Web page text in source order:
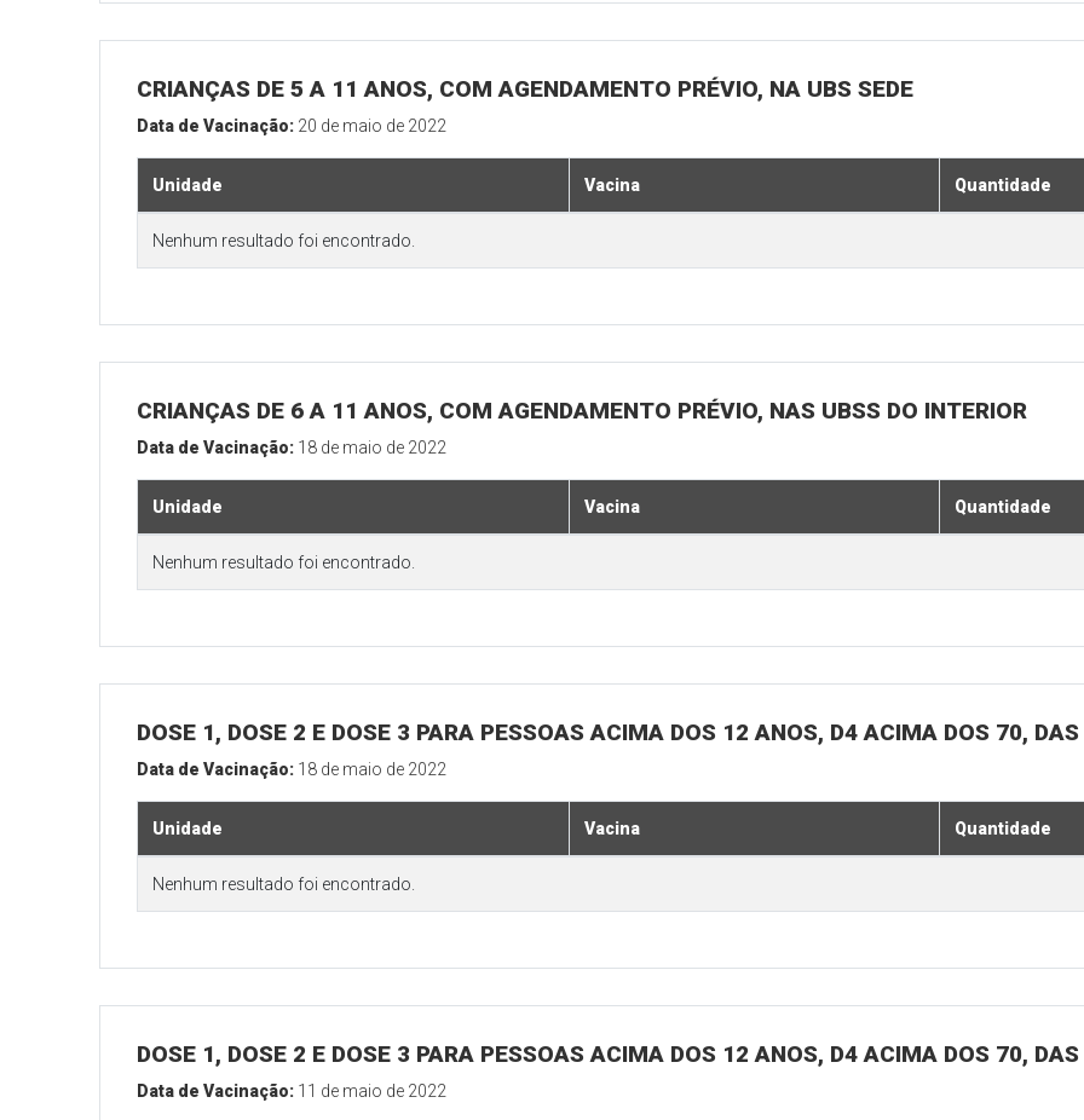
CRIANÇAS DE 5 A 11 ANOS, COM AGENDAMENTO PRÉVIO, NA UBS SEDE
Data de Vacinação: 20 de maio de 2022
Unidade Vacina Quantidade
Nenhum resultado foi encontrado.
CRIANÇAS DE 6 A 11 ANOS, COM AGENDAMENTO PRÉVIO, NAS UBSS DO INTERIOR
Data de Vacinação: 18 de maio de 2022
Unidade Vacina Quantidade
Nenhum resultado foi encontrado.
DOSE 1, DOSE 2 E DOSE 3 PARA PESSOAS ACIMA DOS 12 ANOS, D4 ACIMA DOS 70,
Data de Vacinação: 18 de maio de 2022
Unidade Vacina Quantidade
Nenhum resultado foi encontrado.
DOSE 1, DOSE 2 E DOSE 3 PARA PESSOAS ACIMA DOS 12 ANOS, D4 ACIMA DOS 70,
Data de Vacinação: 11 de maio de 2022